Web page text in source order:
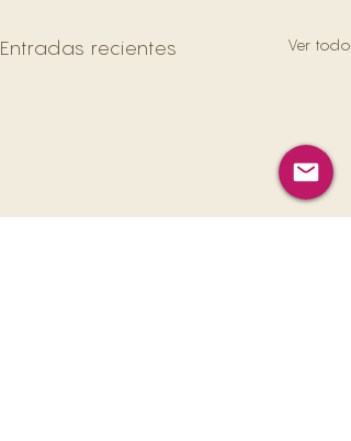
Entradas recientes Ver todo